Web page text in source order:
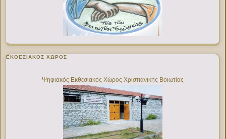
ΕΚΘΕΣΙΑΚΌΣ ΧΏΡΟΣ
Ψηφιακός Εκθεσιακός Χώρος Χριστιανικής Βοιωτίας